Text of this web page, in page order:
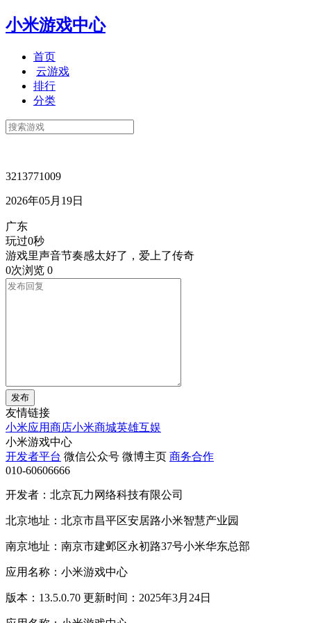
小米游戏中心
首页
云游戏
排行
分类
3213771009
2026年05月19日
广东
玩过0秒
游戏里声音节奏感太好了，爱上了传奇
0次浏览 0
发布
友情链接
小米应用商店小米商城英雄互娱
小米游戏中心
开发者平台 微信公众号 微博主页 商务合作
010-60606666
开发者：北京瓦力网络科技有限公司
北京地址：北京市昌平区安居路小米智慧产业园
南京地址：南京市建邺区永初路37号小米华东总部
应用名称：小米游戏中心
版本：13.5.0.70 更新时间：2025年3月24日